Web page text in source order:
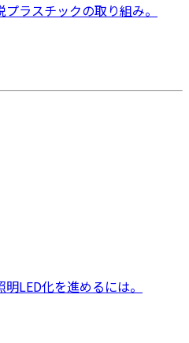
ラスチックの取り組み。
LED化を進めるには。